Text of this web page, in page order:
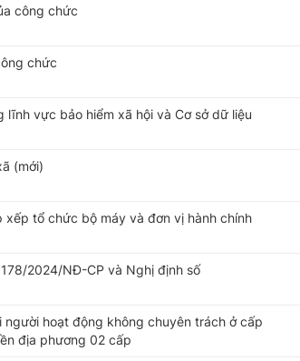
công chức
chức
vực bảo hiểm xã hội và Cơ sở dữ liệu
(mới)
xếp tổ chức bộ máy và đơn vị hành chính
2024/NĐ-CP và Nghị định số
hoạt động không chuyên trách ở cấp
địa phương 02 cấp